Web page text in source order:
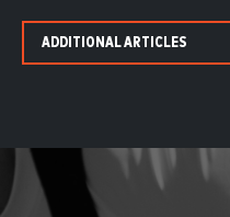
ADDITIONAL ARTICLES